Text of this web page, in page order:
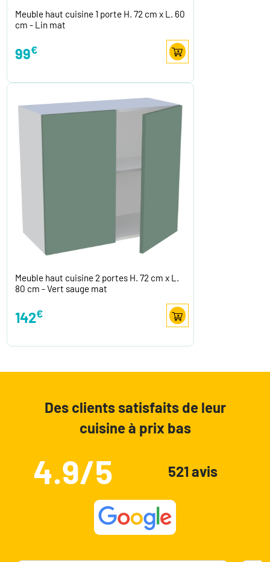
Meuble haut cuisine 1 porte H. 72 cm x L. 60
cm - Lin mat
99€
Meuble haut cuisine 2 portes H. 72 cm x L.
80 cm - Vert sauge mat
142€
Des clients satisfaits de leur
cuisine à prix bas
4.9/5 521 avis